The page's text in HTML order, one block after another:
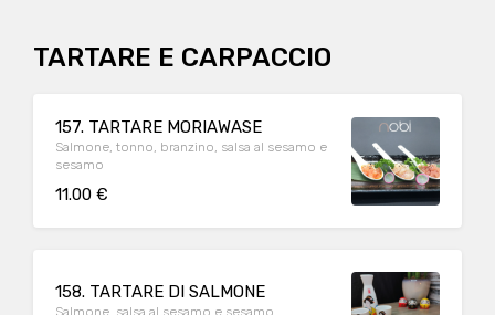
TARTARE E CARPACCIO
157. TARTARE MORIAWASE
Salmone, tonno, branzino, salsa al sesamo e
sesamo
11.00 €
158. TARTARE DI SALMONE
Salmone, salsa al sesamo e sesamo